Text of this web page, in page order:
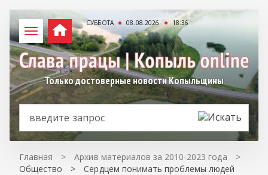
СУББОТА 08.08.2026 18:36
Только достоверные новости Копыльщины
Главная > Архив материалов за 2010-2023 года
>
Общество
> Сердцем понимать проблемы людей